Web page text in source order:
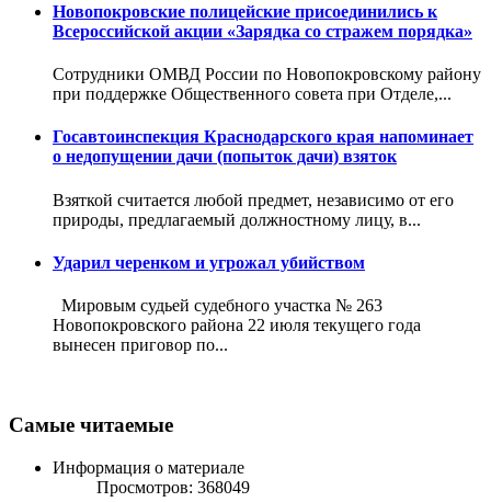
Новопокровские полицейские присоединились к
Всероссийской акции «Зарядка со стражем порядка»
Сотрудники ОМВД России по Новопокровскому району
при поддержке Общественного совета при Отделе,...
Госавтоинспекция Краснодарского края напоминает
о недопущении дачи (попыток дачи) взяток
Взяткой считается любой предмет, независимо от его
природы, предлагаемый должностному лицу, в...
Ударил черенком и угрожал убийством
Мировым судьей судебного участка № 263
Новопокровского района 22 июля текущего года
вынесен приговор по...
Самые читаемые
Информация о материале
Просмотров: 368049